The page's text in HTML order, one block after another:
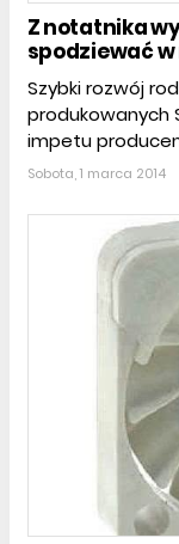
Z notatnika
spodziewać w
Szybki rozwój
produkowanych
impetu
Sobota, 1 marca 2014